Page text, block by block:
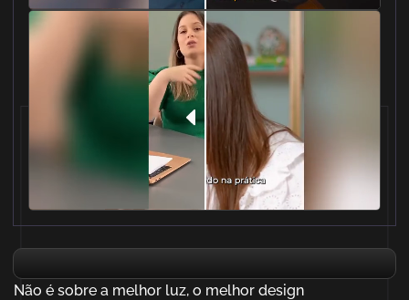
Não é sobre a melhor luz, o melhor design